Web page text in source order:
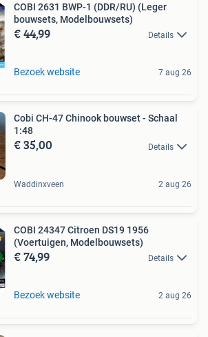
COBI 2631 BWP-1 (DDR/RU) (Leger
bouwsets, Modelbouwsets)
€ 44,99 Details
Bezoek website 7 aug 26
Cobi CH-47 Chinook bouwset - Schaal
1:48
€ 35,00 Details
Waddinxveen 2 aug 26
COBI 24347 Citroen DS19 1956
(Voertuigen, Modelbouwsets)
€ 74,99 Details
Bezoek website 2 aug 26